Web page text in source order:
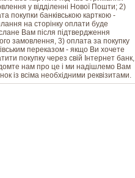
у відділенні Нової Пошти; 2)
покупки банківською карткою -
на сторінку оплати буде
Вам після підтвердження
замовлення, 3) оплата за покупку
переказом - якщо Ви хочете
покупку через свій Інтернет банк,
нам про це і ми надішлемо Вам
із всіма необхідними реквізитами.